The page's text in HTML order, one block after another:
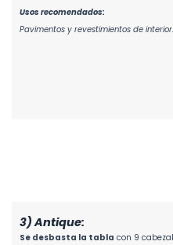
Usos recomendados:
Pavimentos y revestimientos de
3) Antique:
Se desbasta la tabla con 9